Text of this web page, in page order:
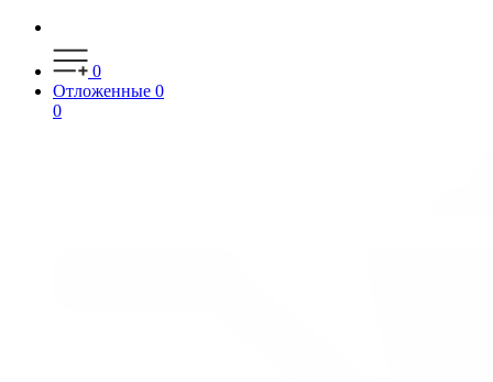
0
Отложенные 0
0